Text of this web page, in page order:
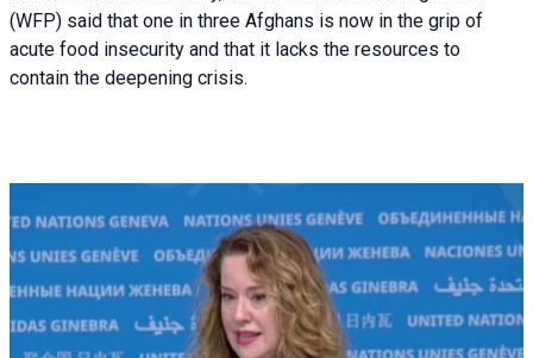
(WFP) said that one in three Afghans is now in the grip of
acute food insecurity and that it lacks the resources to
contain the deepening crisis.